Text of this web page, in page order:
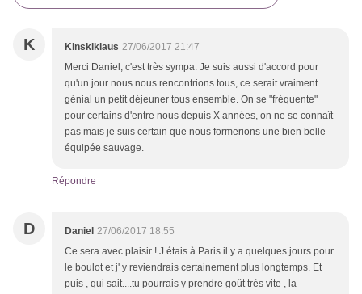
K Kinskiklaus 27/06/2017 21:47
Merci Daniel, c'est très sympa. Je suis aussi d'accord pour
qu'un jour nous nous rencontrions tous, ce serait vraiment
génial un petit déjeuner tous ensemble. On se "fréquente"
pour certains d'entre nous depuis X années, on ne se connaît
pas mais je suis certain que nous formerions une bien belle
équipée sauvage.
Répondre
D Daniel 27/06/2017 18:55
Ce sera avec plaisir ! J étais à Paris il y a quelques jours pour
le boulot et j' y reviendrais certainement plus longtemps. Et
puis , qui sait....tu pourrais y prendre goût très vite , la